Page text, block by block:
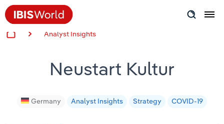
Analyst Insights
Neustart Kultur
Germany Analyst Insights Strategy COVID-19
Success Stories